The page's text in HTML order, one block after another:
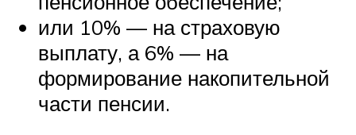
или 10% — на страховую
выплату, а 6% — на
формирование накопительной
части пенсии.